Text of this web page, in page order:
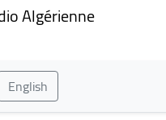
Algérienne
English